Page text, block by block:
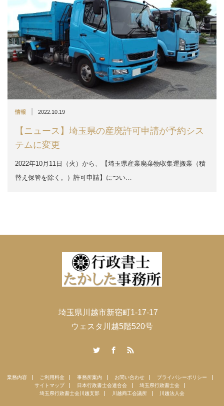
情報 2022.10.19
【ニュース】埼玉県の産廃許可申請が予約シス
テムに変更
2022年10月11日（火）から、【埼玉県産業廃棄物収集運搬業（積
替え保管を除く。）許可申請】につい…
埼玉県川越市新宿町1-17-17
ウェスタ川越5階520号
業務内容 ご利用料金 事務所案内 お問い合わせ
プライバシーポリシー
サイトマップ
日本行政書士会連合会
埼玉県行政書士会
埼玉県行政書士会川越支部
川越商工会議所 川越法人会